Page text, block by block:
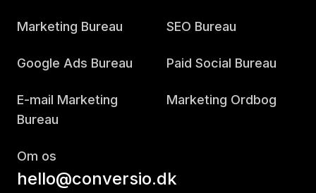
Marketing Bureau SEO Bureau
Google Ads Bureau Paid Social Bureau
E-mail Marketing
Bureau
Marketing Ordbog
Om os
hello@conversio.dk